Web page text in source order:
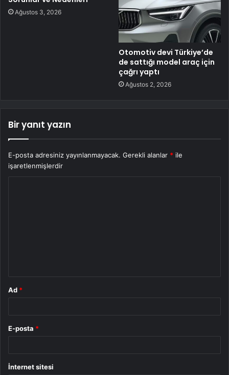
Ağustos 3, 2026
Otomotiv devi Türkiye’de
de sattığı model araç için
çağrı yaptı
Ağustos 2, 2026
Bir yanıt yazın
E-posta adresiniz yayınlanmayacak. Gerekli alanlar * ile
işaretlenmişlerdir
Ad *
E-posta *
İnternet sitesi